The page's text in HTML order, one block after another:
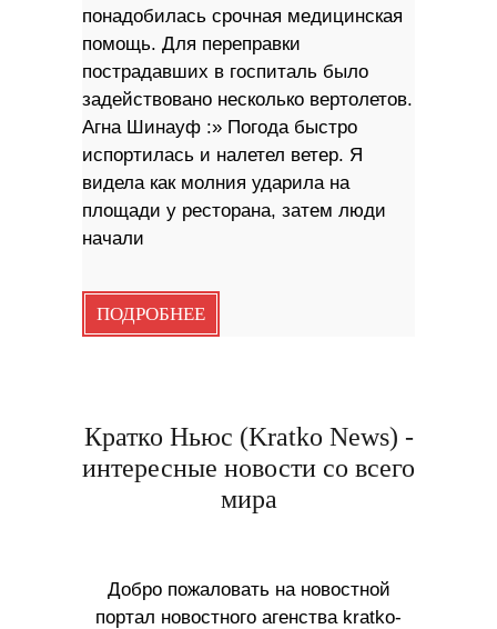
понадобилась срочная медицинская
помощь. Для переправки
пострадавших в госпиталь было
задействовано несколько вертолетов.
Агна Шинауф :» Погода быстро
испортилась и налетел ветер. Я
видела как молния ударила на
площади у ресторана, затем люди
начали
ПОДРОБНЕЕ
Кратко Ньюс (Kratko News) -
интересные новости со всего
мира
Добро пожаловать на новостной
портал новостного агенства kratko-